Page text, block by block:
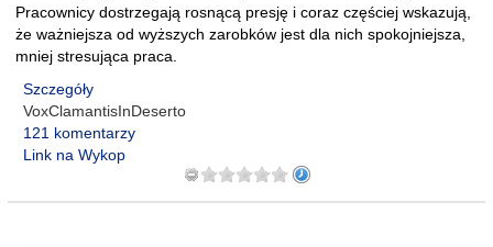
Pracownicy dostrzegają rosnącą presję i coraz częściej wskazują,
że ważniejsza od wyższych zarobków jest dla nich spokojniejsza,
mniej stresująca praca.
Szczegóły
VoxClamantisInDeserto
121 komentarzy
Link na Wykop